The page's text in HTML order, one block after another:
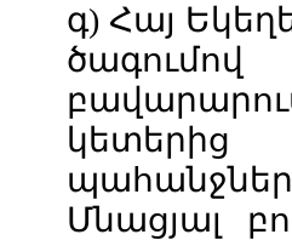
գ) Հայ
Մնացյալ